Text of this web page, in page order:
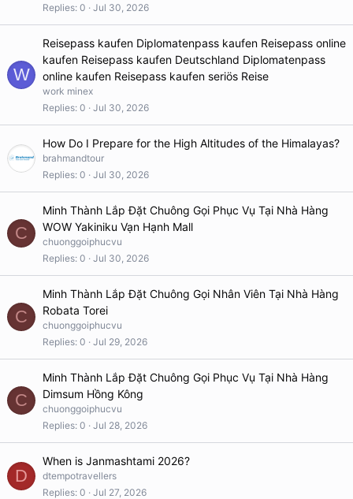
Replies 0 Jul 30, 2026
W
Reisepass kaufen Diplomatenpass kaufen Reisepass online
kaufen Reisepass kaufen Deutschland Diplomatenpass
online kaufen Reisepass kaufen seriös Reise
work minex
Replies 0 Jul 30, 2026
How Do I Prepare for the High Altitudes of the Himalayas?
brahmandtour
Replies 0 Jul 30, 2026
C
Minh Thành Lắp Đặt Chuông Gọi Phục Vụ Tại Nhà Hàng
WOW Yakiniku Vạn Hạnh Mall
chuonggoiphucvu
Replies 0 Jul 30, 2026
C
Minh Thành Lắp Đặt Chuông Gọi Nhân Viên Tại Nhà Hàng
Robata Torei
chuonggoiphucvu
Replies 0 Jul 29, 2026
C
Minh Thành Lắp Đặt Chuông Gọi Phục Vụ Tại Nhà Hàng
Dimsum Hồng Kông
chuonggoiphucvu
Replies 0 Jul 28, 2026
D
When is Janmashtami 2026?
dtempotravellers
Replies 0 Jul 27, 2026